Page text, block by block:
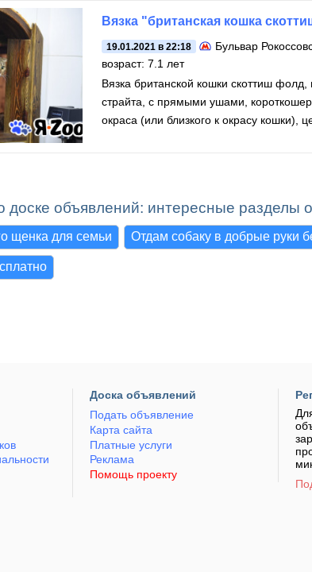
Вязка "британская кошка
19.01.2021 в 22:18 Бульвар
возраст: 7.1 лет
Вязка британской кошки скоттиш
страйта, с прямыми ушами,
окраса (или близкого к окрасу кошки),
доске объявлений: интересные разделы
щенка для семьи Отдам собаку в добрые руки
Доска объявлений
Подать объявление
Карта сайта
Платные услуги
Реклама
Помощь проекту